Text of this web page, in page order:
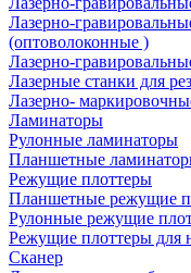
Лазерно-
(оптоволоконные )
Лазерно-
Лазерные станки для
Лазерно-
Ламинаторы
Рулонные ламинаторы
Планшетные
Режущие плоттеры
Планшетные режущие
Рулонные режущие
Режущие плоттеры для
Сканер